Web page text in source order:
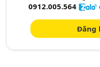
0912.005.564
Đăng